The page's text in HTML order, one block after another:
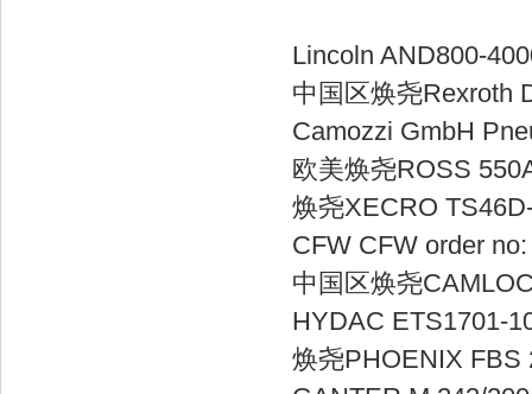
Lincoln
中国区焕尧
Camozzi
欧美焕尧
焕尧XECRO
CFW CFW
中国区焕尧
HYDAC
焕尧